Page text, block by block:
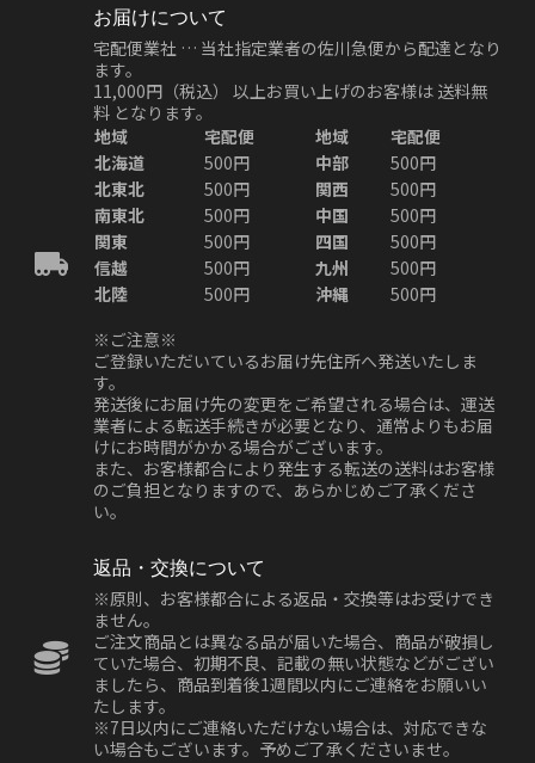
お届けについて
宅配便業社 … 当社指定業者の佐川急便から配達となり
ます。
11,000円（税込）
以上お買い上げのお客様は 送料無
料 となります。
地域
宅配便 地域
宅配便
北海道
500円 中部
500円
北東北
500円 関西
500円
南東北
500円 中国
500円
関東
500円 四国
500円
信越
500円 九州
500円
北陸
500円 沖縄
500円
※ご注意※
ご登録いただいているお届け先住所へ発送いたしま
す。
発送後にお届け先の変更をご希望される場合は、運送
業者による転送手続きが必要となり、通常よりもお届
けにお時間がかかる場合がございます。
また、お客様都合により発生する転送の送料はお客様
のご負担となりますので、あらかじめご了承くださ
い。
返品・交換について
※原則、お客様都合による返品・交換等はお受けでき
ません。
ご注文商品とは異なる品が届いた場合、商品が破損し
ていた場合、初期不良、記載の無い状態などがござい
ましたら、商品到着後1週間以内にご連絡をお願いい
たします。
※7日以内にご連絡いただけない場合は、対応できな
い場合もございます。予めご了承くださいませ。